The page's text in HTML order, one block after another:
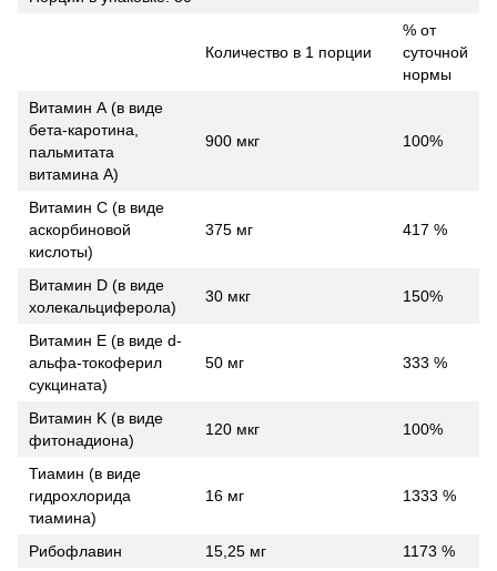
Количество в 1 порции
% от
суточной
нормы
Витамин А (в виде
бета-каротина,
пальмитата
витамина А)
900 мкг 100%
Витамин С (в виде
аскорбиновой
кислоты)
375 мг 417 %
Витамин D (в виде
холекальциферола)
30 мкг 150%
Витамин E (в виде d-
альфа-токоферил
сукцината)
50 мг 333 %
Витамин K (в виде
фитонадиона)
120 мкг 100%
Тиамин (в виде
гидрохлорида
тиамина)
16 мг 1333 %
Рибофлавин 15,25 мг
1173 %